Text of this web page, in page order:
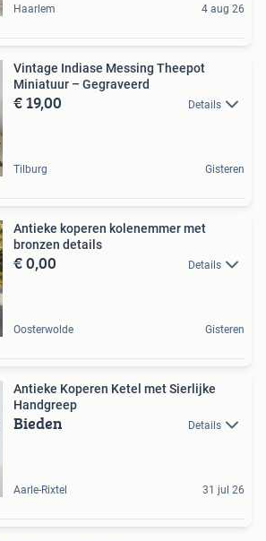
Haarlem 4 aug 26
Vintage Indiase Messing Theepot
Miniatuur – Gegraveerd
€ 19,00 Details
Tilburg Gisteren
Antieke koperen kolenemmer met
bronzen details
€ 0,00 Details
Oosterwolde Gisteren
Antieke Koperen Ketel met Sierlijke
Handgreep
Bieden Details
Aarle-Rixtel 31 jul 26